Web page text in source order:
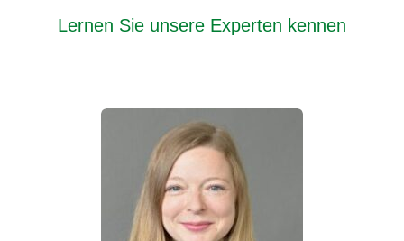
Lernen Sie unsere Experten kennen